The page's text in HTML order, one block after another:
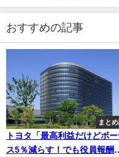
おすすめの記事
まと
トヨタ「最高利益だけどボ
ス5％減らす！でも役員報酬